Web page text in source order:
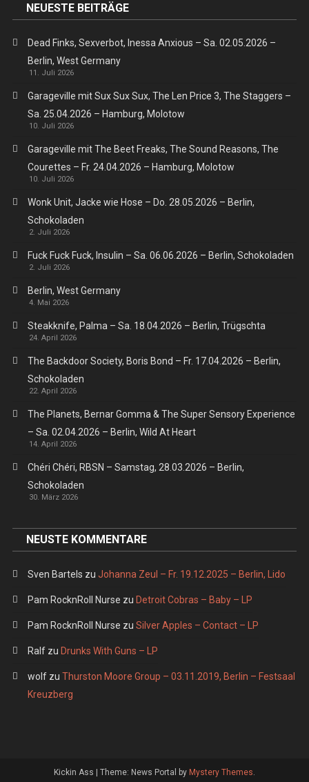
NEUESTE BEITRÄGE
Dead Finks, Sexverbot, Inessa Anxious – Sa. 02.05.2026 –
Berlin, West Germany
11. Juli 2026
Garageville mit Sux Sux Sux, The Len Price 3, The Staggers –
Sa. 25.04.2026 – Hamburg, Molotow
10. Juli 2026
Garageville mit The Beet Freaks, The Sound Reasons, The
Courettes – Fr. 24.04.2026 – Hamburg, Molotow
10. Juli 2026
Wonk Unit, Jacke wie Hose – Do. 28.05.2026 – Berlin,
Schokoladen
2. Juli 2026
Fuck Fuck Fuck, Insulin – Sa. 06.06.2026 – Berlin, Schokoladen
2. Juli 2026
Berlin, West Germany
4. Mai 2026
Steakknife, Palma – Sa. 18.04.2026 – Berlin, Trügschta
24. April 2026
The Backdoor Society, Boris Bond – Fr. 17.04.2026 – Berlin,
Schokoladen
22. April 2026
The Planets, Bernar Gomma & The Super Sensory Experience
– Sa. 02.04.2026 – Berlin, Wild At Heart
14. April 2026
Chéri Chéri, RBSN – Samstag, 28.03.2026 – Berlin,
Schokoladen
30. März 2026
NEUSTE KOMMENTARE
Sven Bartels zu Johanna Zeul – Fr. 19.12.2025 – Berlin, Lido
Pam RocknRoll Nurse zu Detroit Cobras – Baby – LP
Pam RocknRoll Nurse zu Silver Apples – Contact – LP
Ralfzu Drunks With Guns – LP
wolfzu Thurston Moore Group – 03.11.2019, Berlin – Festsaal
Kreuzberg
Kickin Ass | Theme: News Portal by Mystery Themes